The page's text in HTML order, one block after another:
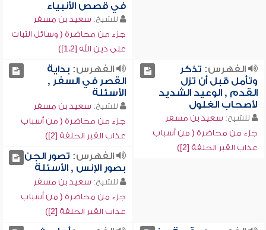
في قصص الأنبياء
للشيخ: سعيد بن مسفر
جزء من محاضرة ( وسائل الثبات
على دين الله [1،2])
الفهرس: تذكر
وتأمل قبل أن تزل
القدم , الوعيد الشديد
لأصحاب الغلول
للشيخ: سعيد بن مسفر
جزء من محاضرة ( من أسباب
عذاب القبر الحلقة [2])
الفهرس: بداية
القصر في السفر ,
الأسئلة
للشيخ: سعيد بن مسفر
جزء من محاضرة ( من أسباب
عذاب القبر الحلقة [2])
الفهرس: تصور الجن
بصور الإنس , الأسئلة
للشيخ: سعيد بن مسفر
جزء من محاضرة ( من أسباب
عذاب القبر الحلقة [2])